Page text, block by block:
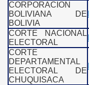
CORPORACION
BOLIVIANA DE
BOLIVIA
CORTE NACIONAL
ELECTORAL
CORTE
DEPARTAMENTAL
ELECTORAL DE
CHUQUISACA